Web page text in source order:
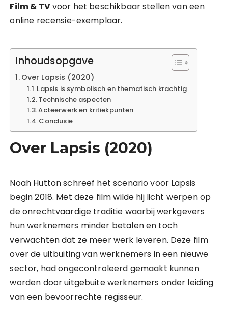
Film & TVvoor het beschikbaar stellen van een
online recensie-exemplaar.
Inhoudsopgave
Over Lapsis (2020)
Lapsis is symbolisch en thematisch krachtig
Technische aspecten
Acteerwerk en kritiekpunten
Conclusie
Over Lapsis (2020)
Noah Hutton schreef het scenario voor Lapsis
begin 2018. Met deze film wilde hij licht werpen op
de onrechtvaardige traditie waarbij werkgevers
hun werknemers minder betalen en toch
verwachten dat ze meer werk leveren. Deze film
over de uitbuiting van werknemers in een nieuwe
sector, had ongecontroleerd gemaakt kunnen
worden door uitgebuite werknemers onder leiding
van een bevoorrechte regisseur.